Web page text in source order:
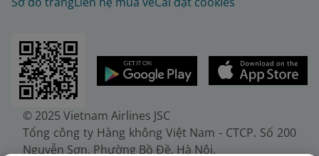
© 2025 Vietnam Airlines JSC
Tổng công ty Hàng không Việt Nam - CTCP. Số 200
Nguyễn Sơn, Phường Bồ Đề, Hà Nội.